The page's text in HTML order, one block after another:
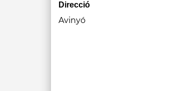
Direcció
Avinyó